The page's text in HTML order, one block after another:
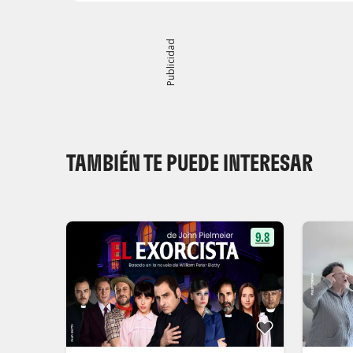
Publicidad
TAMBIÉN TE PUEDE INTERESAR
9.8